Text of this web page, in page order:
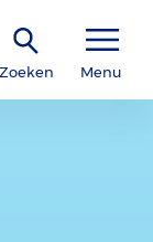
Zoeken Menu